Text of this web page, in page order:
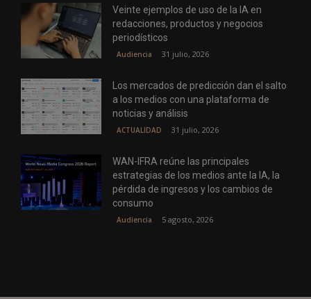
Veinte ejemplos de uso de la IA en
redacciones, productos y negocios
periodísticos
Audiencia 31 julio, 2026
Los mercados de predicción dan el salto
a los medios con una plataforma de
noticias y análisis
ACTUALIDAD 31 julio, 2026
WAN-IFRA reúne las principales
estrategias de los medios ante la IA, la
pérdida de ingresos y los cambios de
consumo
Audiencia 5 agosto, 2026